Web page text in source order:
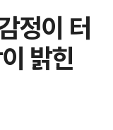
정이 터
밝힌